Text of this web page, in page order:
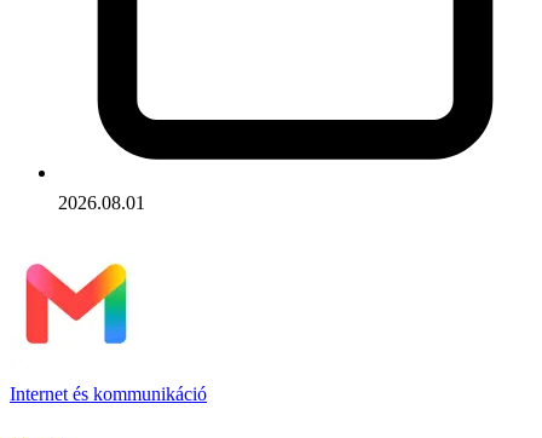
2026.08.01
Internet és kommunikáció